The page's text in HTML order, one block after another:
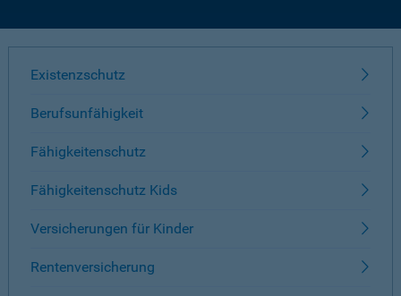
Existenzschutz
Berufsunfähigkeit
Fähigkeitenschutz
Fähigkeitenschutz Kids
Versicherungen für Kinder
Rentenversicherung